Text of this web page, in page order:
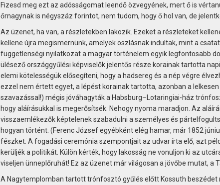
Fizesd meg ezt az adósságomat leendő özvegyének, mert ő is
őrnagynak is négyszáz forintot, nem tudom, hogy ő hol van, de
Az üzenet, ha van, a részletekben lakozik. Ezeket a részleteket
kellene újra megismernünk, amelyek oszlásnak indultak, mint a
függetlenségi nyilatkozat a magyar történelem egyik legfontosabb
ülésező országgyűlési képviselők jelentős része korainak tartotta
elemi kötelességük elősegíteni, hogy a hadsereg és a nép végre
ezzel nem értett egyet, a lépést korainak tartotta, azonban a
szavazással!) mégis jóváhagyták a Habsburg–Lotaringiai-ház
hogy aláírásukkal is megerősítsék. Nehogy nyoma maradjon. Az
visszaemlékezők képtelenek szabadulni a személyes és
hogyan történt. (Ferenc József egyébként elég hamar, már 1852
fészket. A fogadási ceremónia szempontjait az udvar írta elő, azt
kerüljék a politikát. Külön kérték, hogy lakosság ne vonuljon ki az
viseljen ünneplőruhát! Ez az üzenet már világosan a jövőbe mutat, a
A Nagytemplomban tartott trónfosztó gyűlés előtt Kossuth